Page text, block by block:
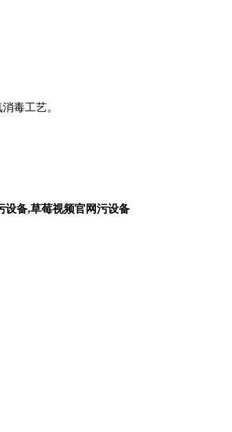
毒工艺。
设备,草莓视频官网污设备